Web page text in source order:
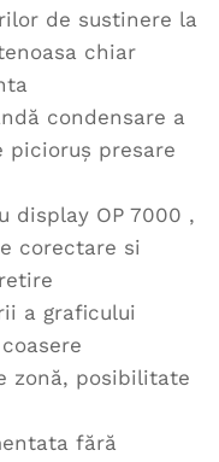
de sustinere la
chiar
condensare a
picioruş presare
display OP 7000 ,
corectare si
a graficului
zonă, posibilitate
fără